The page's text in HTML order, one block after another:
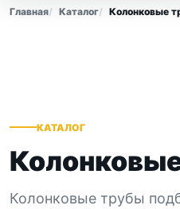
Главная Каталог Колонковые
КАТАЛОГ
Колонковые трубы